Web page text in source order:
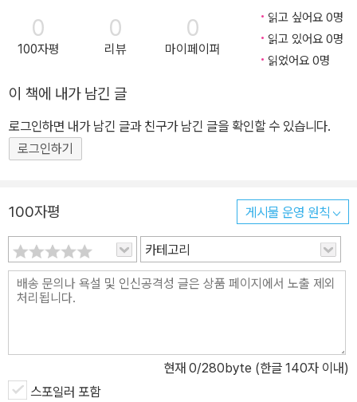
“아니, 시민은 안심하라고 바로 몇 시간 전까지도 떠들더니….”
아니라 현재까지 우리의 삶에 가장 큰 영향력을 끼친 고통스러운 역
사적 사건이다. 한국전쟁을 체험한 1950년대 작가들은 전쟁의 비극
을 ‘전후 소설’로 형상화했다. 전쟁의 상처를 형상화한 전후 소설은 반
한 축을 이룬다. 이들 작품은 폭력적인 현실 앞에서 인간성이 파괴되
는 과정을 그리면서, 동시에 휴머니즘 회복의 의지를 보여 준다. ≪비
극은 없다≫에서 홍성유는 이데올로기의 희생양으로서의 개인, 폭력
으로 인해 패배하는 개인의 모습을 그리면서, 그 극복의 의지 또한 보
강욱에게 영은 호의를 베푼다. 강욱은 영의 호감을 동정으로 느껴 처
음에는 자존심이 상한다. 그러나 그녀의 진심이 동정이 아닌 동일시
임을 알게 된다. 그 후, 두 사람은 서로에게 애정을 갖게 되고 미래를
약속한다. 그런데 어느 날, 피할 수 없는 거대한 비극적 운명이 두 사
람의 행복을 송두리째 빼앗는다. 한국전쟁이 일어난 것이다. 가난한
어 놓는다. 영은 무력으로 무장한 도시에 공포를 느끼면서 강욱의 소
식을 수소문한다. 그러다 그녀는 강욱의 친구 도현과 우연히 만난다.
0
100자평
0
리뷰
0
마이페이퍼
읽고 싶어요 0명
읽고 있어요 0명
읽었어요 0명
이 책에 내가 남긴 글
로그인하면 내가 남긴 글과 친구가 남긴 글을 확인할 수 있습니다.
로그인하기
100자평 게시물 운영 원칙
카테고리
현재 0/280byte (한글 140자 이내)
스포일러 포함